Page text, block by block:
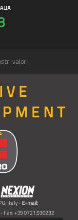
valori
Italy - E-mail:
Fax: +39 0721.930232